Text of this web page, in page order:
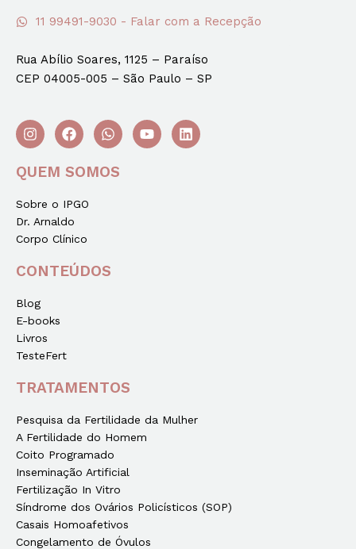
11 99491-9030 - Falar com a Recepção
Rua Abílio Soares, 1125 – Paraíso
CEP 04005-005 – São Paulo – SP
QUEM SOMOS
Sobre o IPGO
Dr. Arnaldo
Corpo Clínico
CONTEÚDOS
Blog
E-books
Livros
TesteFert
TRATAMENTOS
Pesquisa da Fertilidade da Mulher
A Fertilidade do Homem
Coito Programado
Inseminação Artificial
Fertilização In Vitro
Síndrome dos Ovários Policísticos (SOP)
Casais Homoafetivos
Congelamento de Óvulos